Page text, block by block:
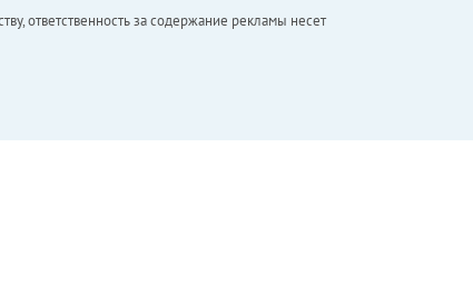
ответственность за содержание рекламы несет